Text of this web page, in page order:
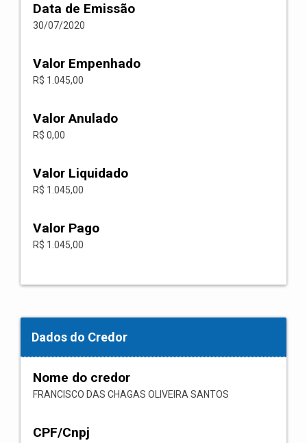
Data de Emissão
30/07/2020
Valor Empenhado
R$ 1.045,00
Valor Anulado
R$ 0,00
Valor Liquidado
R$ 1.045,00
Valor Pago
R$ 1.045,00
Dados do Credor
Nome do credor
FRANCISCO DAS CHAGAS OLIVEIRA SANTOS
CPF/Cnpj